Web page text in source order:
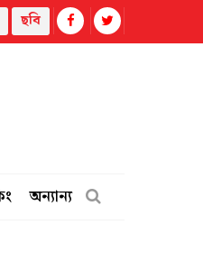
অস্ত্রসহ যুবক গ্রেপ্তার
ছবি
অন্যান্য